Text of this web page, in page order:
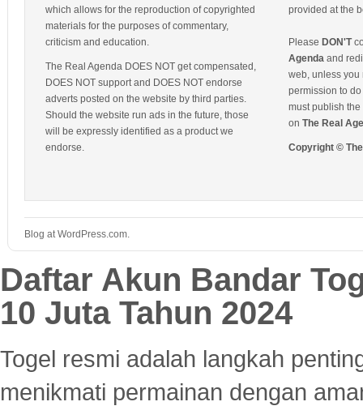
which allows for the reproduction of copyrighted
materials for the purposes of commentary,
criticism and education.
The Real Agenda DOES NOT get compensated,
DOES NOT support and DOES NOT endorse
adverts posted on the website by third parties.
Should the website run ads in the future, those
will be expressly identified as a product we
endorse.
provided at the
Please DON'T
Agenda and
web, unless you
permission to
must publish
on The Real
Copyright ©
Blog at WordPress.com.
Daftar Akun Bandar
10 Juta Tahun 2024
Togel resmi adalah langkah
menikmati permainan dengan